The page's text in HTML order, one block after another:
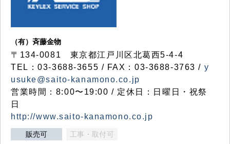
（有）斉藤金物
〒134-0081 東京都江戸川区北葛西5-4-4
TEL：03-3688-3655 / FAX：03-3688-3763 / y
usuke@saito-kanamono.co.jp
営業時間：8:00〜19:00 / 定休日：日曜日・祝祭
日
http://www.saito-kanamono.co.jp
販売可 工事・取付可